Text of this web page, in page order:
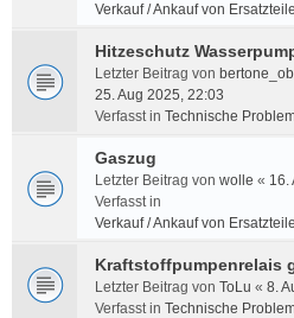
Verkauf / Ankauf von
Hitzeschutz
Letzter Beitrag von
25. Aug 2025, 22:03
Verfasst in Technische
Gaszug
Letzter Beitrag von wolle « 16.
Verfasst in
Verkauf / Ankauf von
Kraftstoffpumpenrelais
Letzter Beitrag von ToLu « 8.
Verfasst in Technische